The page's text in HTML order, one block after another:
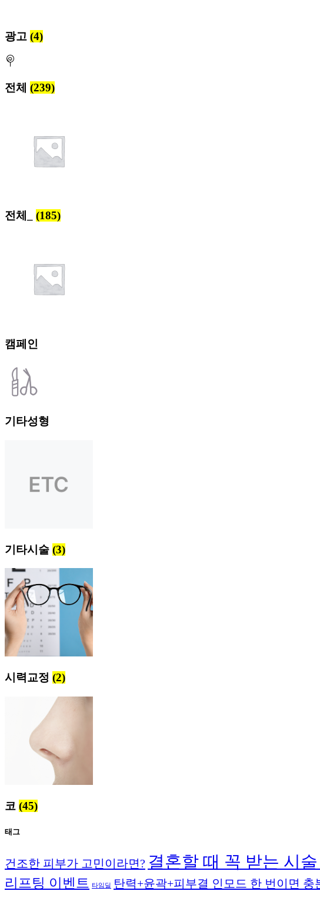
광고 (4)
전체 (239)
전체_ (185)
캠페인
기타성형
기타시술 (3)
시력교정 (2)
코 (45)
태그
건조한 피부가 고민이라면? 결혼할 때 꼭 받는 시
리프팅 이벤트
타임딜 탄력+윤곽+피부결 인모드 한 번이면 충